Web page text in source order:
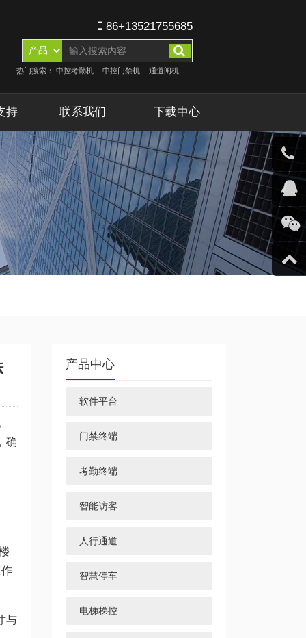
86+13521755685
热门搜索： 中控考勤机 中控门禁机 通道闸机
持 联系我们 下载中心
确
与
产品中心
软件平台
门禁终端
考勤终端
智能访客
人行通道
智慧停车
电梯梯控
客服微